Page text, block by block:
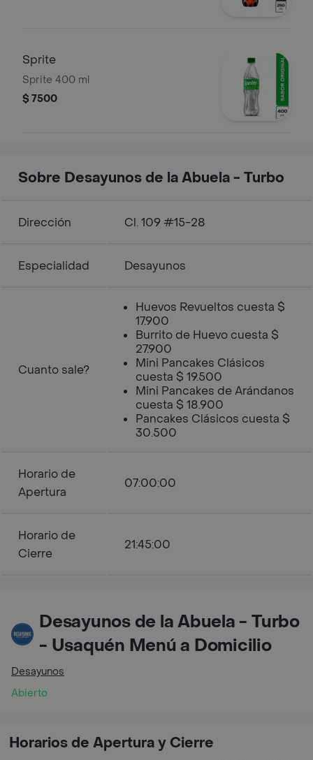
Sprite
Sprite 400 ml
$ 7500
Sobre Desayunos de la Abuela - Turbo
Dirección Cl. 109 #15-28
Especialidad Desayunos
Cuanto sale?
Huevos Revueltos cuesta $
17.900
Burrito de Huevo cuesta $
27.900
Mini Pancakes Clásicos
cuesta $ 19.500
Mini Pancakes de Arándanos
cuesta $ 18.900
Pancakes Clásicos cuesta $
30.500
Horario de
Apertura
07:00:00
Horario de
Cierre
21:45:00
Desayunos de la Abuela - Turbo
- Usaquén Menú a Domicilio
Desayunos
Abierto
Horarios de Apertura y Cierre